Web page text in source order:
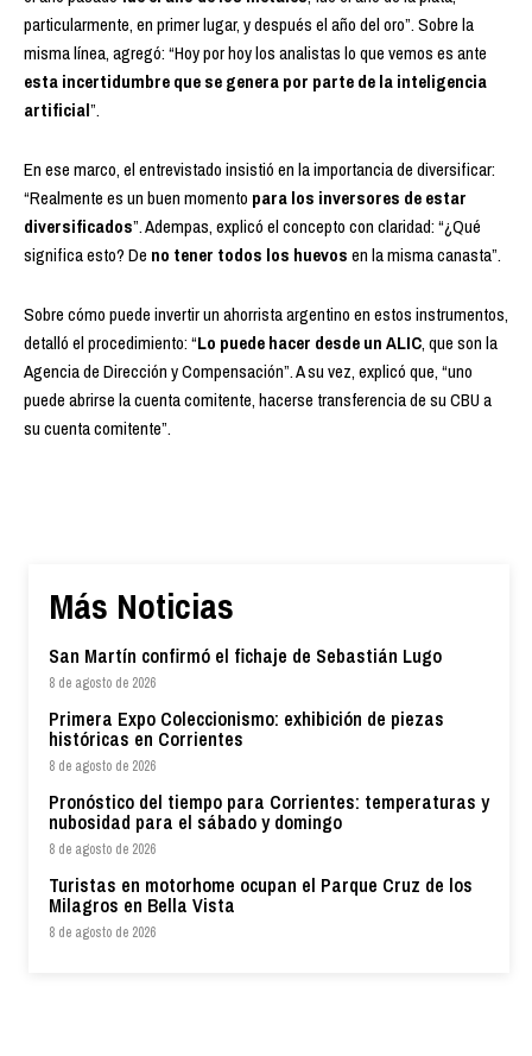
particularmente, en primer lugar, y después el año del oro”. Sobre la
misma línea, agregó: “Hoy por hoy los analistas lo que vemos es ante
esta incertidumbre que se genera por parte de la inteligencia
artificial”.
En ese marco, el entrevistado insistió en la importancia de diversificar:
“Realmente es un buen momento para los inversores de estar
diversificados”. Adempas, explicó el concepto con claridad: “¿Qué
significa esto? De no tener todos los huevosen la misma canasta”.
Sobre cómo puede invertir un ahorrista argentino en estos instrumentos,
detalló el procedimiento: “Lo puede hacer desde un ALIC, que son la
Agencia de Dirección y Compensación”. A su vez, explicó que, “uno
puede abrirse la cuenta comitente, hacerse transferencia de su CBU a
su cuenta comitente”.
Más Noticias
San Martín confirmó el fichaje de Sebastián Lugo
8 de agosto de 2026
Primera Expo Coleccionismo: exhibición de piezas
históricas en Corrientes
8 de agosto de 2026
Pronóstico del tiempo para Corrientes: temperaturas y
nubosidad para el sábado y domingo
8 de agosto de 2026
Turistas en motorhome ocupan el Parque Cruz de los
Milagros en Bella Vista
8 de agosto de 2026